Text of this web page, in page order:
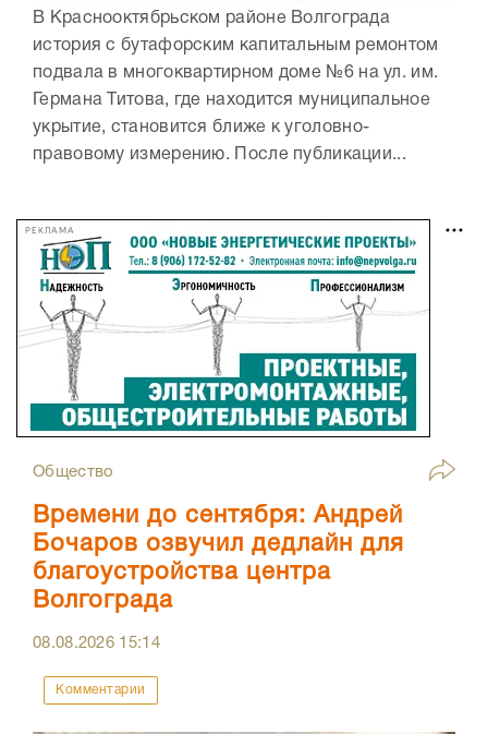
В Краснооктябрьском районе Волгограда
история с бутафорским капитальным ремонтом
подвала в многоквартирном доме №6 на ул. им.
Германа Титова, где находится муниципальное
укрытие, становится ближе к уголовно-
правовому измерению. После публикации...
РЕКЛАМА
Общество
Времени до сентября: Андрей
Бочаров озвучил дедлайн для
благоустройства центра
Волгограда
08.08.2026 15:14
Комментарии